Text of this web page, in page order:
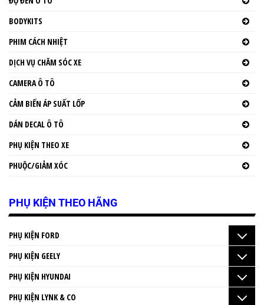
BODYKITS
PHIM CÁCH NHIỆT
DỊCH VỤ CHĂM SÓC XE
CAMERA Ô TÔ
CẢM BIẾN ÁP SUẤT LỐP
DÁN DECAL Ô TÔ
PHỤ KIỆN THEO XE
PHUỘC/GIẢM XÓC
PHỤ KIỆN THEO HÃNG
PHỤ KIỆN FORD
PHỤ KIỆN GEELY
PHỤ KIỆN HYUNDAI
PHỤ KIỆN LYNK & CO